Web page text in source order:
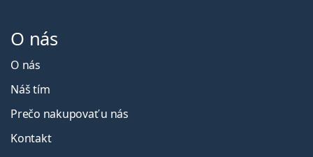
O nás
O nás
Náš tím
Prečo nakupovať u nás
Kontakt